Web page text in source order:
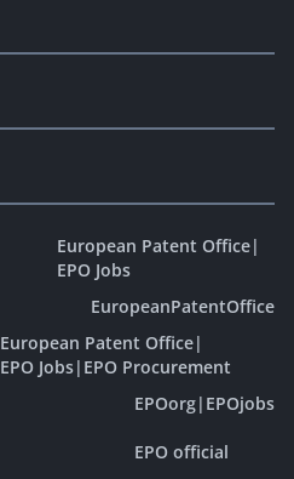
European Patent Office|
EPO Jobs
EuropeanPatentOffice
European Patent Office|
EPO Jobs| EPO Procurement
EPOorg| EPOjobs
EPO official